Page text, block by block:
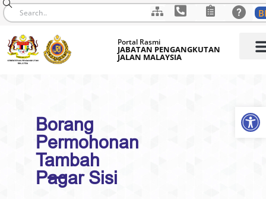
to
content
Portal Rasmi
JABATAN PENGANGKUTAN
JALAN MALAYSIA
Borang
Permohonan
Tambah
Pagar Sisi